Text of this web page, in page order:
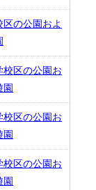
の公園およ
校区の公園お
園
校区の公園お
園
校区の公園お
園